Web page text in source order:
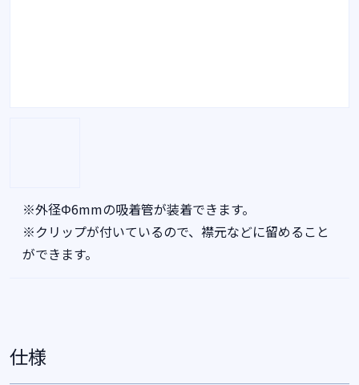
※外径Φ6mmの吸着管が装着できます。
※クリップが付いているので、襟元などに留めること
ができます。
仕様